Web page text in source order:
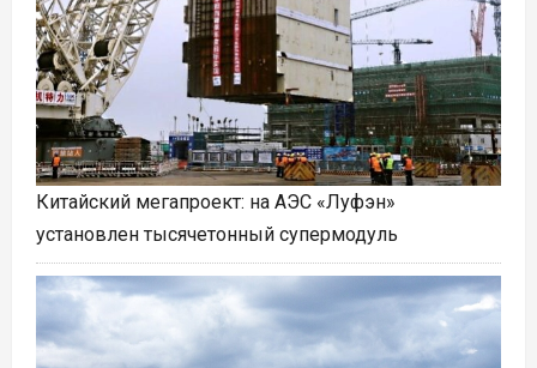
Китайский мегапроект: на АЭС «Луфэн»
установлен тысячетонный супермодуль